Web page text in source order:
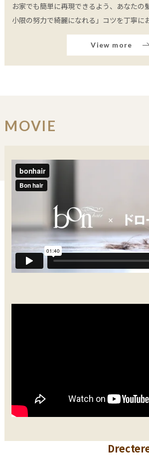
お家でも簡単に再現できるよう、あなたの
小限の努力で綺麗になれる」コツを丁寧に
View more
MOVIE